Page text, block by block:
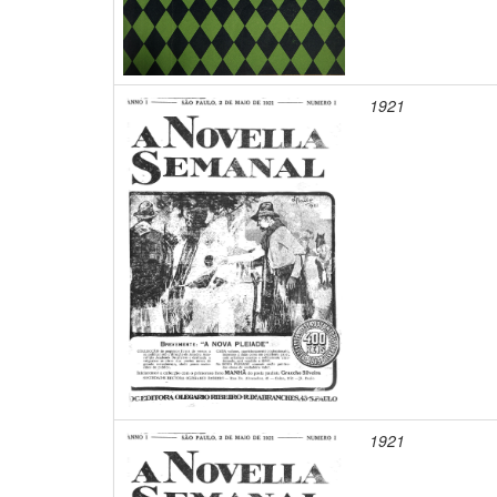
1921
1921